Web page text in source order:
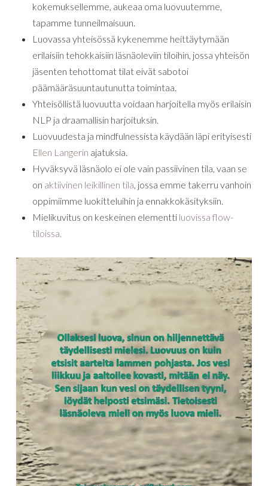
kokemuksellemme, aukeaa oma luovuutemme,
tapamme tunneilmaisuun.
Luovassa yhteisössä kykenemme heittäytymään
erilaisiin tehokkaisiin läsnäoleviin tiloihin, jossa yhteisön
jäsenten tehottomat tilat eivät sabotoi
päämääräsuuntautunutta toimintaa.
Yhteisöllistä luovuutta voidaan harjoitella myös erilaisin
NLP ja draamallisin harjoituksin.
Luovuudesta ja mindfulnessista käydään läpi erityisesti
Ellen Langerin ajatuksia.
Hyväksyvä läsnäolo ei ole vain passiivinen tila, vaan se
on aktiivinen leikillinen tila, jossa emme takerru vanhoin
oppimiimme luokitteluihin ja ennakkokäsityksiin.
Mielikuvitus on keskeinen elementti luovissa flow-
tiloissa.